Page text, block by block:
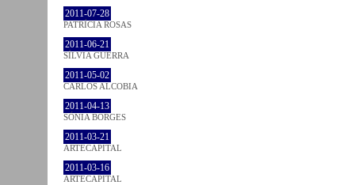
2011-07-28
PATRÍCIA ROSAS
2011-06-21
SÍLVIA GUERRA
2011-05-02
CARLOS ALCOBIA
2011-04-13
SÓNIA BORGES
2011-03-21
ARTECAPITAL
2011-03-16
ARTECAPITAL